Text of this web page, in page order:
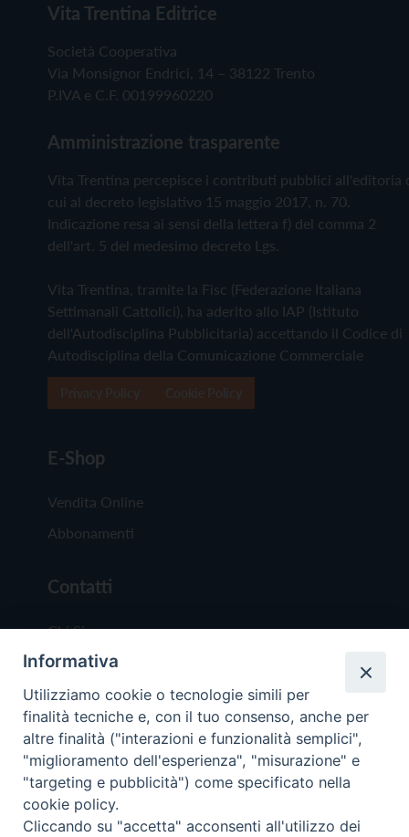
Vita Trentina Editrice
Società Cooperativa
Via Monsignor Endrici, 14 – 38122 Trento
P.IVA e C.F. 00199960220
Amministrazione trasparente
Vita Trentina percepisce i contributi pubblici all'editoria
cui al decreto legislativo 15 maggio 2017, n. 70.
Indicazione resa ai sensi della lettera f) del comma 2
dell'art. 5 del medesimo decreto Lgs.
Vita Trentina, tramite la Fisc (Federazione Italiana
Settimanali Cattolici), ha aderito allo IAP (Istituto
dell'Autodisciplina Pubblicitaria) accettando il Codice di
Autodisciplina della Comunicazione Commerciale
E-Shop
Vendita Online
Abbonamenti
Contatti
Chi Siamo
Redazione
Scrivici
Copyright © 2019 - Tutti i diritti riservati - Vita
Informativa
Utilizziamo cookie o tecnologie simili per
finalità tecniche e, con il tuo consenso, anche per
altre finalità ("interazioni e funzionalità semplici",
"miglioramento dell'esperienza", "misurazione" e
"targeting e pubblicità") come specificato nella
cookie policy.
Cliccando su "accetta" acconsenti all'utilizzo dei